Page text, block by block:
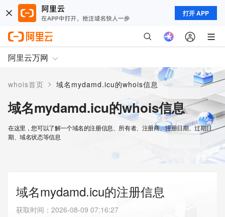
打开 APP
阿里云万网
whois首页 > 域名mydamd.icu的whois信息
域名mydamd.icu的whois信息
在这里，您可以了解一个域名的注册信息、所有者、注册商、注册日期、过期日
期、域名状态等信息
域名mydamd.icu的注册信息
获取时间 ： 2026-08-09 07:16:27